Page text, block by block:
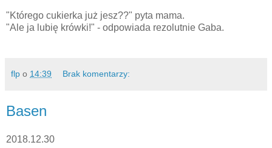
"Którego cukierka już jesz??" pyta mama.
"Ale ja lubię krówki!" - odpowiada rezolutnie Gaba.
flp o 14:39 Brak komentarzy:
Basen
2018.12.30